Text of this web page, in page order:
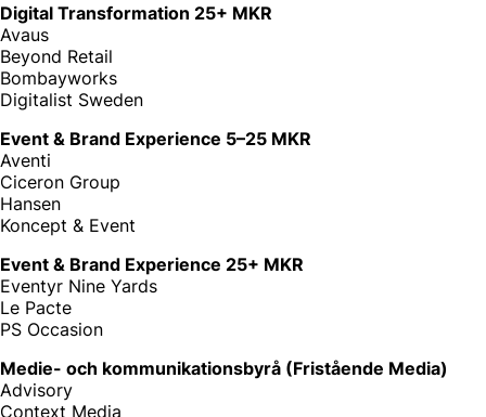
Digital Transformation 25+ MKR
Avaus
Beyond Retail
Bombayworks
Digitalist Sweden
Event & Brand Experience 5–25 MKR
Aventi
Ciceron Group
Hansen
Koncept & Event
Event & Brand Experience 25+ MKR
Eventyr Nine Yards
Le Pacte
PS Occasion
Medie- och kommunikationsbyrå (Fristående Media)
Advisory
Context Media